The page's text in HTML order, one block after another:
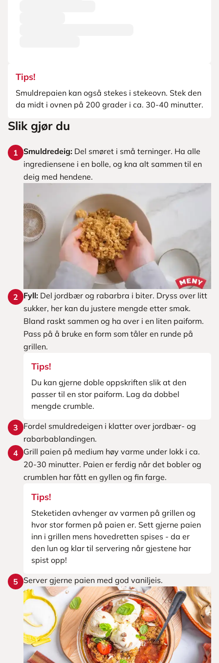
Tips!
Smuldrepaien kan også stekes i stekeovn. Stek den
da midt i ovnen på 200 grader i ca. 30-40 minutter.
Slik gjør du
1 Smuldredeig: Del smøret i små terninger. Ha alle
ingrediensene i en bolle, og kna alt sammen til en
deig med hendene.
2 Fyll: Del jordbær og rabarbra i biter. Dryss over litt
sukker, her kan du justere mengde etter smak.
Bland raskt sammen og ha over i en liten paiform.
Pass på å bruke en form som tåler en runde på
grillen.
Tips!
Du kan gjerne doble oppskriften slik at den
passer til en stor paiform. Lag da dobbel
mengde crumble.
3
Fordel smuldredeigen i klatter over jordbær- og
rabarbablandingen.
4 Grill paien på medium høy varme under lokk i ca.
20-30 minutter. Paien er ferdig når det bobler og
crumblen har fått en gyllen og fin farge.
Tips!
Steketiden avhenger av varmen på grillen og
hvor stor formen på paien er. Sett gjerne paien
inn i grillen mens hovedretten spises - da er
den lun og klar til servering når gjestene har
spist opp!
5 Server gjerne paien med god vaniljeis.